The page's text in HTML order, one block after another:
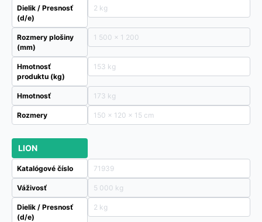
Dielik / Presnosť
(d/e)
2 kg
Rozmery plošiny
(mm)
1 500 x 1 200
Hmotnosť
produktu (kg)
153 kg
Hmotnosť 173 kg
Rozmery 150 × 120 × 15 cm
LION
Katalógové číslo 71939
Váživosť 5 000 kg
Dielik / Presnosť
(d/e)
2 kg